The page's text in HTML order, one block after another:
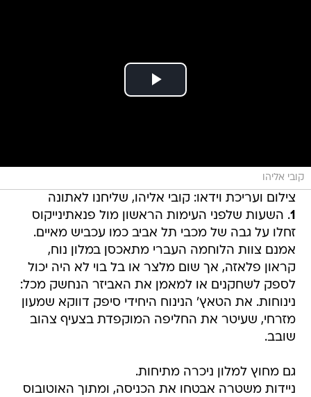
קובי אליהו
צילום ועריכת וידאו: קובי אליהו, שליחנו לאתונה
1. השעות שלפני העימות הראשון מול פנאתינייקוס
זחלו על גבה של מכבי תל אביב כמו עכביש מאיים.
אמנם צוות הלוחמה העברי מתאכסן במלון נוח,
קראון פלאזה, אך שום מלצר או בל בוי לא היה יכול
לספק לשחקנים או למאמן את האביזר הנחשק מכל:
נינוחות. את הטאץ' הנינוח היחידי סיפק דווקא שמעון
מזרחי, שעיטר את החליפה המוקפדת בצעיף צהוב
שובב.
גם מחוץ למלון ניכרה מתיחות.
ניידות משטרה אבטחו את הכניסה, ומתוך האוטובוס